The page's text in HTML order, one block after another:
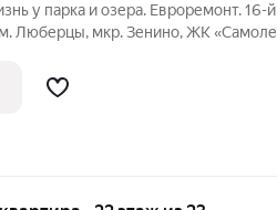
у парка и озера. Евроремонт. 16-й
м (жилая), 16 м (кухня) Продаётся